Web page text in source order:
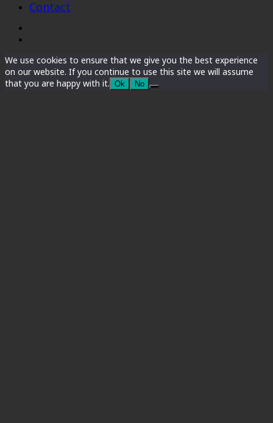
Contact
We use cookies to ensure that we give you the best experience
on our website. If you continue to use this site we will assume
that you are happy with it. Ok No